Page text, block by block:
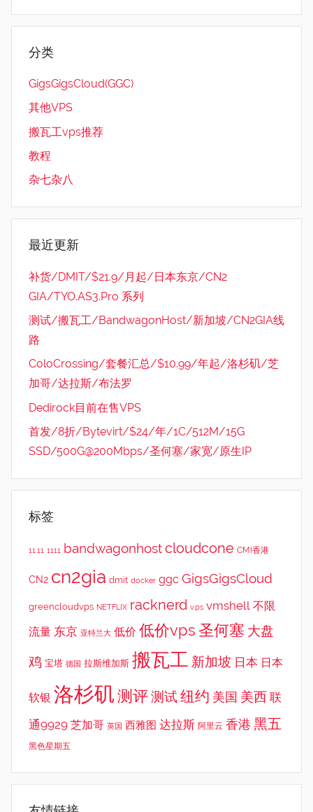
分类
GigsGigsCloud(GGC)
其他VPS
搬瓦工vps推荐
教程
杂七杂八
最近更新
补货/DMIT/$21.9/月起/日本东京/CN2
GIA/TYO.AS3.Pro 系列
测试/搬瓦工/BandwagonHost/新加坡/CN2GIA线
路
ColoCrossing/套餐汇总/$10.99/年起/洛杉矶/芝
加哥/达拉斯/布法罗
Dedirock目前在售VPS
首发/8折/Bytevirt/$24/年/1C/512M/15G
SSD/500G@200Mbps/圣何塞/家宽/原生IP
标签
11.11 1111 bandwagonhostcloudcone CMI香港
CN2 cn2gia dmit docker ggc GigsGigsCloud
greencloudvps NETFLIX racknerd v.ps vmshell 不限
流量 东京 亚特兰大 低价 低价vps 圣何塞 大盘
鸡 宝塔 德国 拉斯维加斯 搬瓦工 新加坡 日本 日本
软银 洛杉矶 测评测试纽约 美国 美西 联
通9929 芝加哥 英国 西雅图 达拉斯 阿里云 香港 黑五
黑色星期五